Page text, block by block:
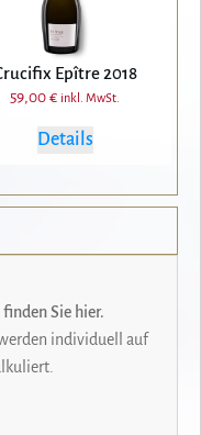
Epître 2018
59,00€ inkl. MwSt.
Details
Sie hier.
individuell auf